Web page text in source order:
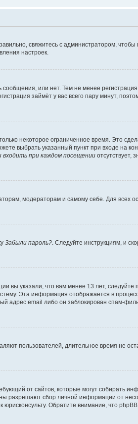
свяжитесь с администратором,
настроек.
или нет. Тем не менее
займёт у вас всего пару минут,
некоторое ограниченное время. Это
выбрать указанный пункт при входе на
при каждом посещении отсутствует,
модераторам и самому себе. Для всех
Забыли пароль?. Следуйте инструкциям, и
вы указали, что вам менее 13 лет, следуйте
Эта информация отображается в
адрес email либо он заблокирован спам-
пользователей, длительное время не
от сайтов, которые могут собирать
разрешают сбор личной информации от
Обратите внимание, что